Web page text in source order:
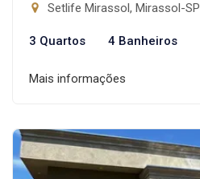
Setlife Mirassol, Mirassol-SP
3 Quartos 4 Banheiros
Mais informações